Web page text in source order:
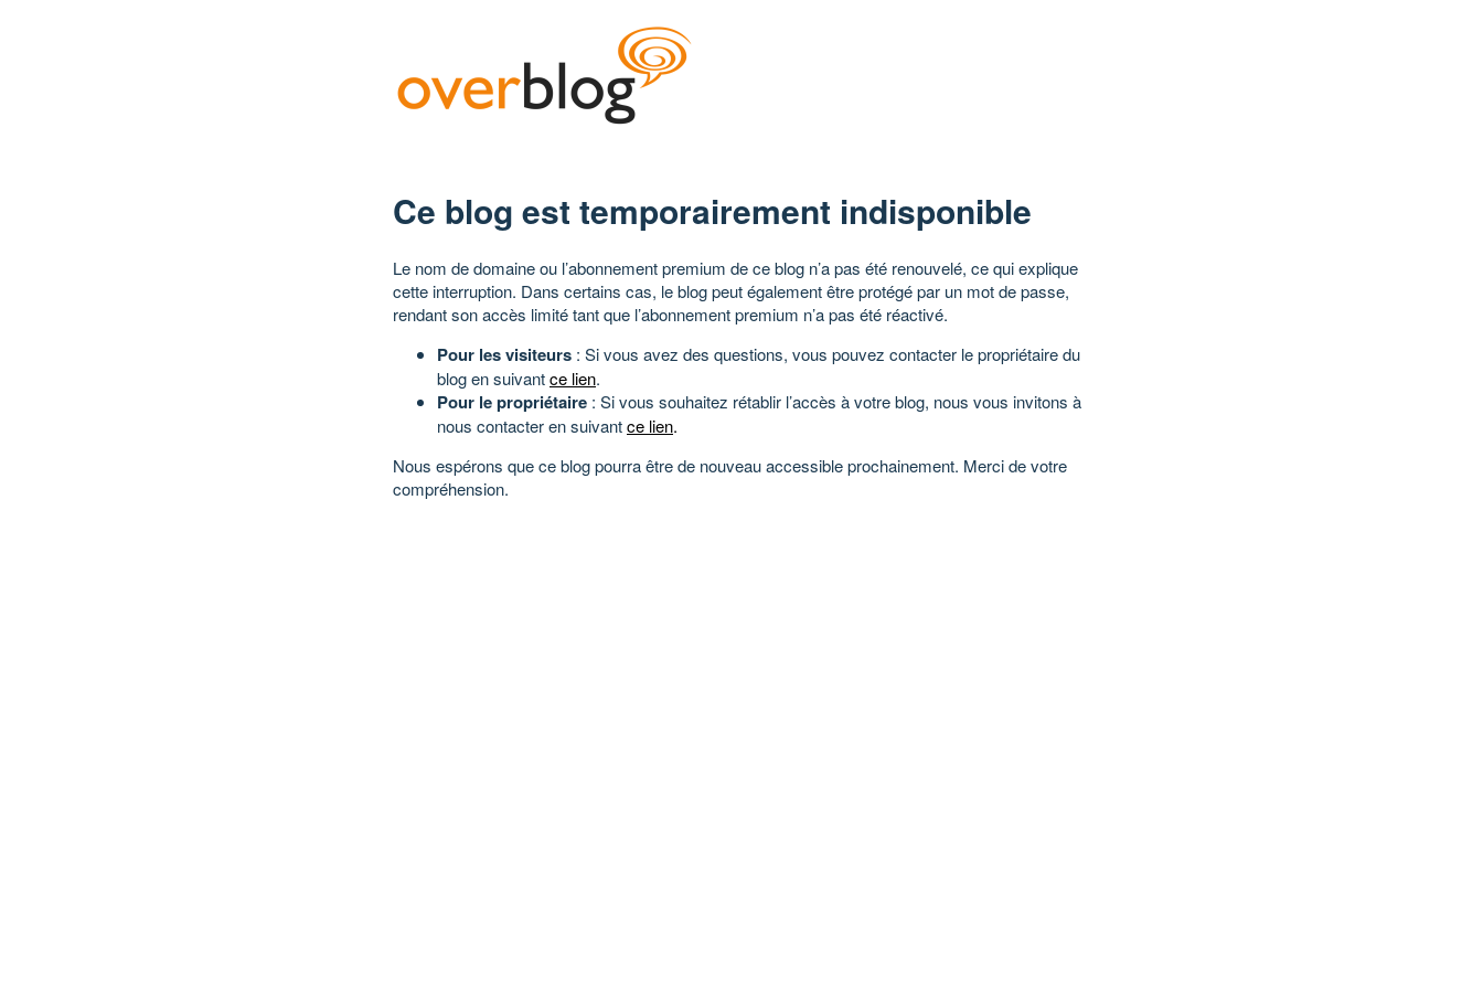
Ce blog est temporairement indisponible
Le nom de domaine ou l’abonnement premium de ce blog n’a pas été renouvelé, ce qui explique
cette interruption. Dans certains cas, le blog peut également être protégé par un mot de passe,
rendant son accès limité tant que l’abonnement premium n’a pas été réactivé.
Pour les visiteurs : Si vous avez des questions, vous pouvez contacter le propriétaire du
blog en suivantce lien.
Pour le propriétaire : Si vous souhaitez rétablir l’accès à votre blog, nous vous invitons à
nous contacter en suivantce lien.
Nous espérons que ce blog pourra être de nouveau accessible prochainement. Merci de votre
compréhension.